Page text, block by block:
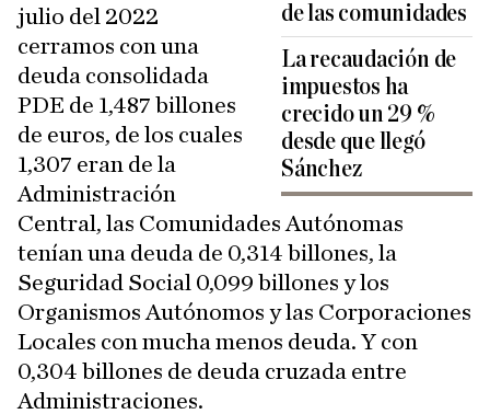
de las comunidades
La recaudación de
impuestos ha
crecido un 29 %
desde que llegó
Sánchez
julio del 2022
cerramos con una
deuda consolidada
PDE de 1,487 billones
de euros, de los cuales
1,307 eran de la
Administración
Central, las Comunidades Autónomas
tenían una deuda de 0,314 billones, la
Seguridad Social 0,099 billones y los
Organismos Autónomos y las Corporaciones
Locales con mucha menos deuda. Y con
0,304 billones de deuda cruzada entre
Administraciones.